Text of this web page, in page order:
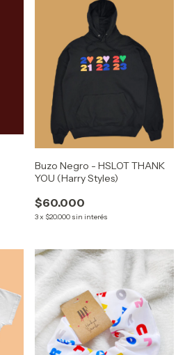
Buzo Negro - HSLOT THANK
YOU (Harry Styles)
$60.000
3x $20.000 sin interés